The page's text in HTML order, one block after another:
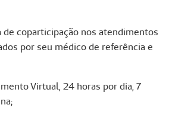
de coparticipação nos atendimentos
por seu médico de referência e
Virtual, 24 horas por dia, 7